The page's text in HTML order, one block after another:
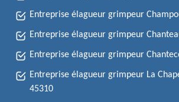
Entreprise élagueur grimpeur
Entreprise élagueur grimpeur
Entreprise élagueur grimpeur
Entreprise élagueur grimpeur La
45310